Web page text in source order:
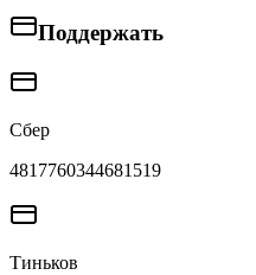
Поддержать
Сбер
4817760344681519
Тиньков